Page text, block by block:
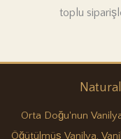
toplu
Orta Doğu'nun
Öğütülmüş Vanilya,